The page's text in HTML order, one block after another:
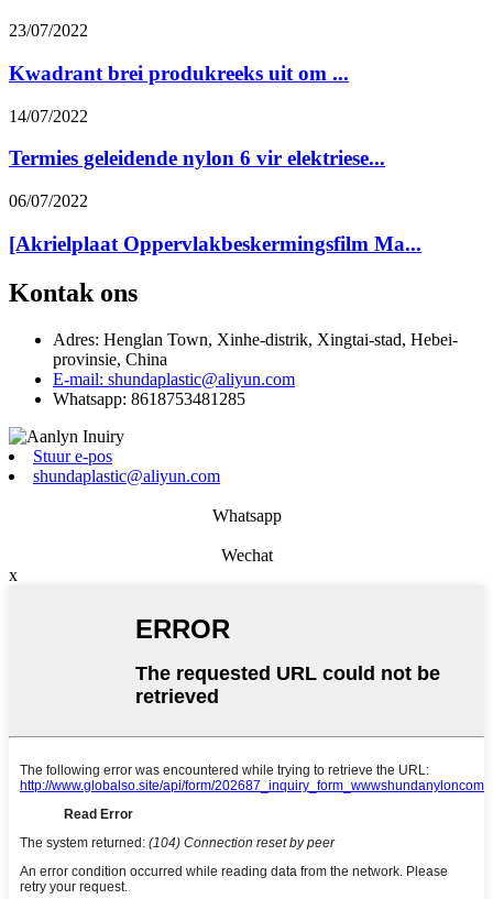
23/07/2022
Kwadrant brei produkreeks uit om ...
14/07/2022
Termies geleidende nylon 6 vir elektriese...
06/07/2022
[Akrielplaat Oppervlakbeskermingsfilm Ma...
Kontak ons
Adres: Henglan Town, Xinhe-distrik, Xingtai-stad, Hebei-
provinsie, China
E-mail: shundaplastic@aliyun.com
Whatsapp: 8618753481285
Stuur e-pos
shundaplastic@aliyun.com
Whatsapp
Wechat
x